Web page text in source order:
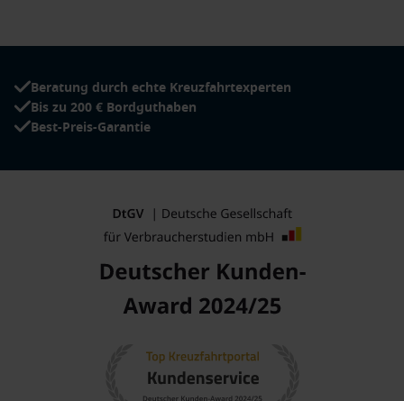
Beratung durch echte Kreuzfahrtexperten
Bis zu 200 € Bordguthaben
Best-Preis-Garantie